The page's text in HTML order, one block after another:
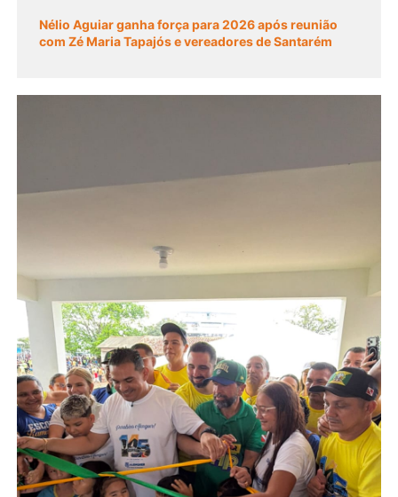
Nélio Aguiar ganha força para 2026 após reunião
com Zé Maria Tapajós e vereadores de Santarém